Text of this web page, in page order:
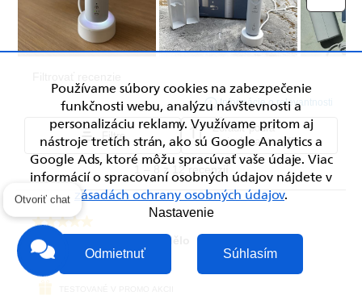
Používame súbory cookies na zabezpečenie
funkčnosti webu, analýzu návštevnosti a
personalizáciu reklamy. Využívame pritom aj
nástroje tretích strán, ako sú Google Analytics a
Google Ads, ktoré môžu spracúvať vaše údaje. Viac
informácií o spracovaní osobných údajov nájdete v
zásadách ochrany osobných údajov.
Nastavenie
Odmietnuť Súhlasím